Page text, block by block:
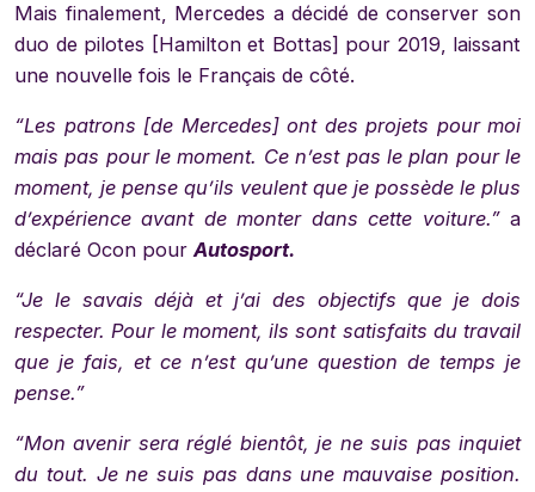
Mais finalement, Mercedes a décidé de conserver son
duo de pilotes [Hamilton et Bottas] pour 2019, laissant
une nouvelle fois le Français de côté.
“Les patrons [de Mercedes] ont des projets pour moi
mais pas pour le moment. Ce n’est pas le plan pour le
moment, je pense qu’ils veulent que je possède le plus
d’expérience avant de monter dans cette voiture.”a
déclaré Ocon pourAutosport.
“Je le savais déjà et j’ai des objectifs que je dois
respecter. Pour le moment, ils sont satisfaits du travail
que je fais, et ce n’est qu’une question de temps je
pense.”
“Mon avenir sera réglé bientôt, je ne suis pas inquiet
du tout. Je ne suis pas dans une mauvaise position.